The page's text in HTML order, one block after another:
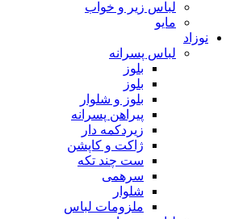
لباس زیر و خواب
مایو
نوزاد
لباس پسرانه
بلوز
بلوز
بلوز و شلوار
پیراهن پسرانه
زیردکمه دار
ژاکت و کاپشن
ست چند تکه
سرهمی
شلوار
ملزومات لباس